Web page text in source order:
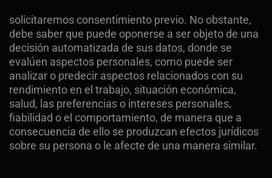
solicitaremos consentimiento previo. No obstante,
debe saber que puede oponerse a ser objeto de una
decisión automatizada de sus datos, donde se
evalúen aspectos personales, como puede ser
analizar o predecir aspectos relacionados con su
rendimiento en el trabajo, situación económica,
salud, las preferencias o intereses personales,
fiabilidad o el comportamiento, de manera que a
consecuencia de ello se produzcan efectos jurídicos
sobre su persona o le afecte de una manera similar.